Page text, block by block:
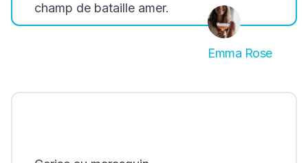
champ de bataille amer.
Emma Rose